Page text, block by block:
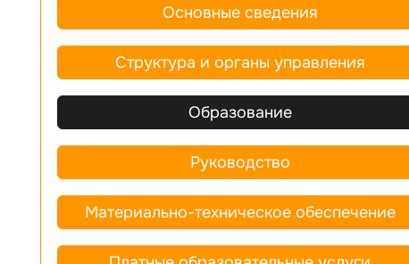
Основные сведения
Структура и органы управления
Образование
Руководство
Материально-техническое обеспечение